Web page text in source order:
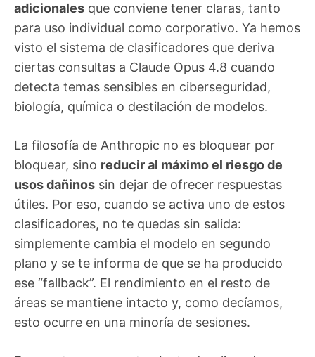
adicionales que conviene tener claras, tanto
para uso individual como corporativo. Ya hemos
visto el sistema de clasificadores que deriva
ciertas consultas a Claude Opus 4.8 cuando
detecta temas sensibles en ciberseguridad,
biología, química o destilación de modelos.
La filosofía de Anthropic no es bloquear por
bloquear, sino reducir al máximo el riesgo de
usos dañinos sin dejar de ofrecer respuestas
útiles. Por eso, cuando se activa uno de estos
clasificadores, no te quedas sin salida:
simplemente cambia el modelo en segundo
plano y se te informa de que se ha producido
ese “fallback”. El rendimiento en el resto de
áreas se mantiene intacto y, como decíamos,
esto ocurre en una minoría de sesiones.